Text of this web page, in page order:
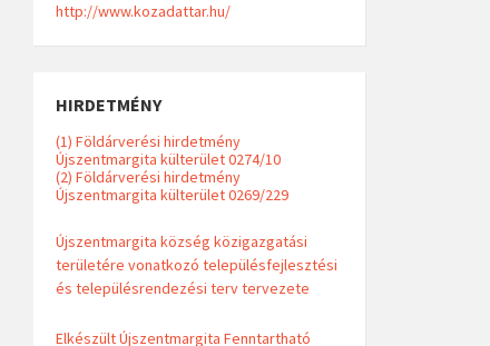
http://www.kozadattar.hu/
HIRDETMÉNY
(1) Földárverési hirdetmény
Újszentmargita külterület 0274/10
(2) Földárverési hirdetmény
Újszentmargita külterület 0269/229
Újszentmargita község közigazgatási
területére vonatkozó településfejlesztési
és településrendezési terv tervezete
Elkészült Újszentmargita Fenntartható